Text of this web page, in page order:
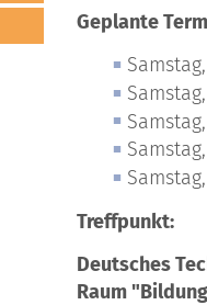
Geplante
Samstag,
Samstag,
Samstag,
Samstag,
Samstag,
Treffpunkt:
Deutsches
Raum